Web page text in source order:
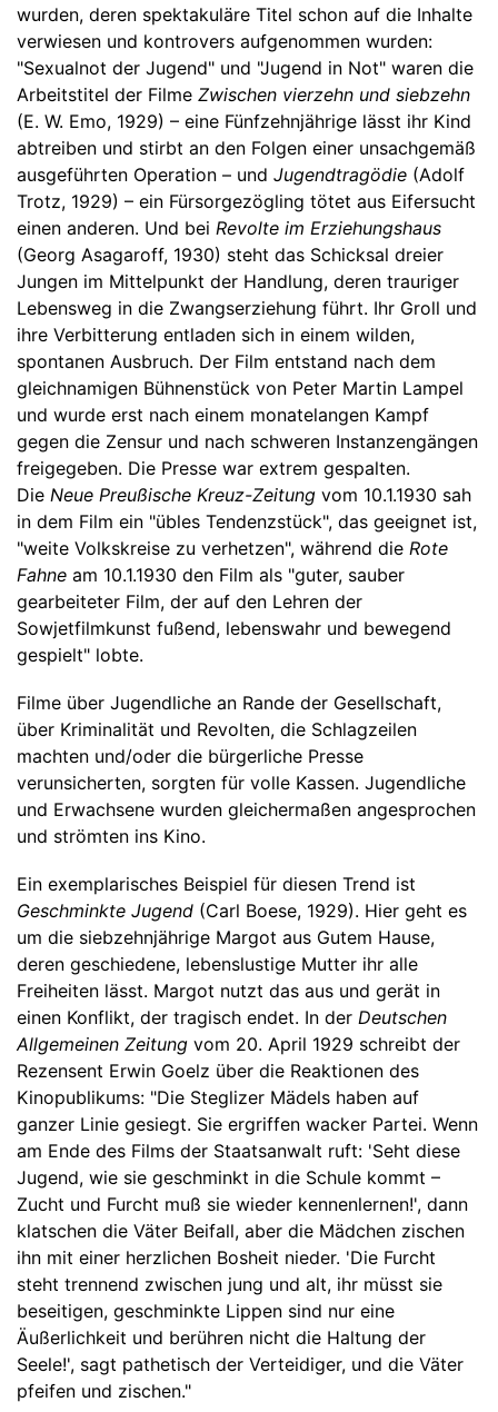
wurden, deren spektakuläre Titel schon auf die Inhalte
verwiesen und kontrovers aufgenommen wurden:
"Sexualnot der Jugend" und "Jugend in Not" waren die
Arbeitstitel der Filme Zwischen vierzehn und siebzehn
(E. W. Emo, 1929) – eine Fünfzehnjährige lässt ihr Kind
abtreiben und stirbt an den Folgen einer unsachgemäß
ausgeführten Operation ­– und Jugendtragödie (Adolf
Trotz, 1929) – ein Fürsorgezögling tötet aus Eifersucht
einen anderen. Und bei Revolte im Erziehungshaus
(Georg Asagaroff, 1930) steht das Schicksal dreier
Jungen im Mittelpunkt der Handlung, deren trauriger
Lebensweg in die Zwangserziehung führt. Ihr Groll und
ihre Verbitterung entladen sich in einem wilden,
spontanen Ausbruch. Der Film entstand nach dem
gleichnamigen Bühnenstück von Peter Martin Lampel
und wurde erst nach einem monatelangen Kampf
gegen die Zensur und nach schweren Instanzengängen
freigegeben. Die Presse war extrem gespalten.
Die Neue Preußische Kreuz-Zeitung vom 10.1.1930 sah
in dem Film ein "übles Tendenzstück", das geeignet ist,
"weite Volkskreise zu verhetzen", während die Rote
Fahne am 10.1.1930 den Film als "guter, sauber
gearbeiteter Film, der auf den Lehren der
Sowjetfilmkunst fußend, lebenswahr und bewegend
gespielt" lobte.
Filme über Jugendliche an Rande der Gesellschaft,
über Kriminalität und Revolten, die Schlagzeilen
machten und/oder die bürgerliche Presse
verunsicherten, sorgten für volle Kassen. Jugendliche
und Erwachsene wurden gleichermaßen angesprochen
und strömten ins Kino.
Ein exemplarisches Beispiel für diesen Trend ist
Geschminkte Jugend (Carl Boese, 1929). Hier geht es
um die siebzehnjährige Margot aus Gutem Hause,
deren geschiedene, lebenslustige Mutter ihr alle
Freiheiten lässt. Margot nutzt das aus und gerät in
einen Konflikt, der tragisch endet. In der Deutschen
Allgemeinen Zeitung vom 20. April 1929 schreibt der
Rezensent Erwin Goelz über die Reaktionen des
Kinopublikums: "Die Steglizer Mädels haben auf
ganzer Linie gesiegt. Sie ergriffen wacker Partei. Wenn
am Ende des Films der Staatsanwalt ruft: 'Seht diese
Jugend, wie sie geschminkt in die Schule kommt –
Zucht und Furcht muß sie wieder kennenlernen!', dann
klatschen die Väter Beifall, aber die Mädchen zischen
ihn mit einer herzlichen Bosheit nieder. 'Die Furcht
steht trennend zwischen jung und alt, ihr müsst sie
beseitigen, geschminkte Lippen sind nur eine
Äußerlichkeit und berühren nicht die Haltung der
Seele!', sagt pathetisch der Verteidiger, und die Väter
pfeifen und zischen."